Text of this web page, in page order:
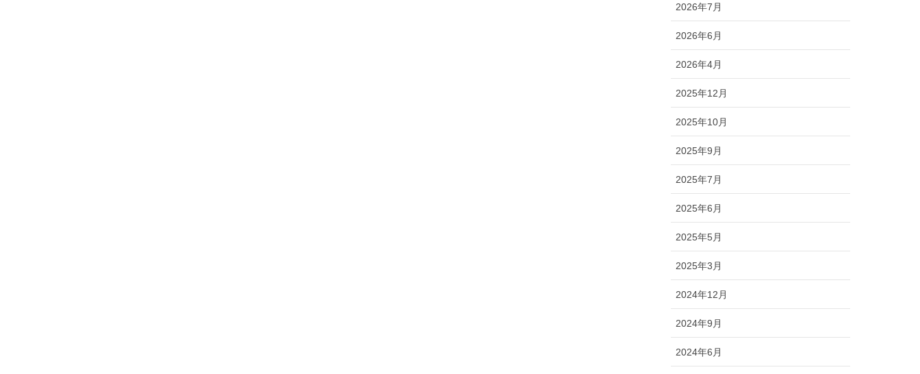
2026年7月
2026年6月
2026年4月
2025年12月
2025年10月
2025年9月
2025年7月
2025年6月
2025年5月
2025年3月
2024年12月
2024年9月
2024年6月